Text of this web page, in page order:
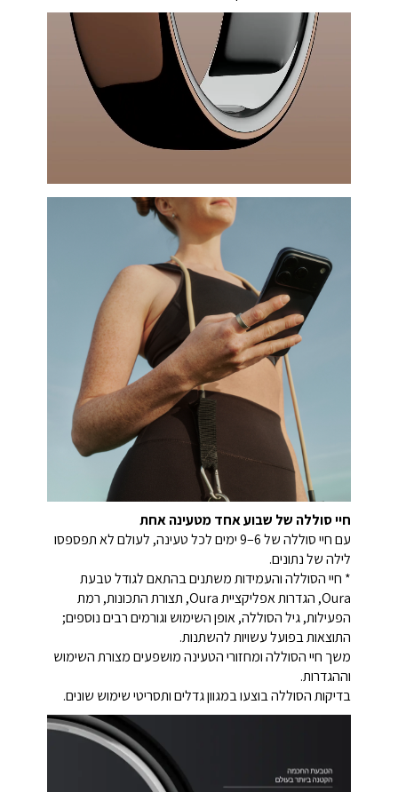
חיי סוללה של שבוע אחד מטעינה אחת
עם חיי סוללה של 6–9 ימים לכל טעינה, לעולם לא תפספסו
לילה של נתונים.
* חיי הסוללה והעמידות משתנים בהתאם לגודל טבעת
Oura, הגדרות אפליקציית Oura, תצורת התכונות, רמת
הפעילות, גיל הסוללה, אופן השימוש וגורמים רבים נוספים;
התוצאות בפועל עשויות להשתנות.
משך חיי הסוללה ומחזורי הטעינה מושפעים מצורת השימוש
וההגדרות.
בדיקות הסוללה בוצעו במגוון גדלים ותסריטי שימוש שונים.